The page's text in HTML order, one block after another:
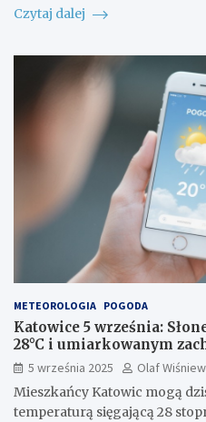
Czytaj dalej
METEOROLOGIA POGODA
Katowice 5 września:
28°C i umiarkowanym
5 września 2025
Olaf
Mieszkańcy Katowic mogą
temperaturą sięgającą 28